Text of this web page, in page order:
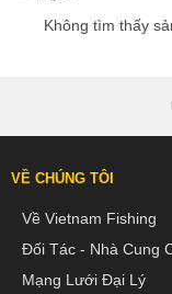
Không tìm thấy
VỀ CHÚNG TÔI
Về Vietnam Fishing
Đối Tác - Nhà Cung
Mạng Lưới Đại Lý